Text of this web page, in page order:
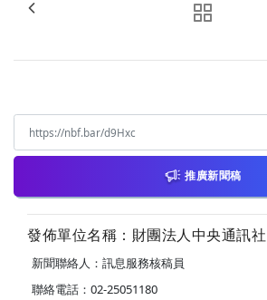
推廣新聞稿
發佈單位名稱：財團法人中央通訊社
新聞聯絡人：訊息服務核稿員
聯絡電話：02-25051180